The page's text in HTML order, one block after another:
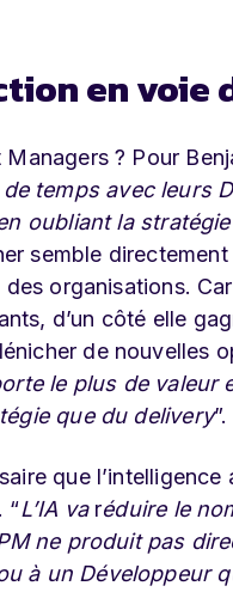
en voie
? Pour
temps avec leurs
oubliant la
semble
organisations.
d’un côté elle
de nouvelles
le plus de valeur
que du delivery”.
que
“L’IA va réduire le
ne produit pas
à un Développeur